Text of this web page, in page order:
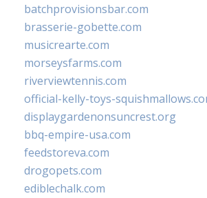
batchprovisionsbar.com
brasserie-gobette.com
musicrearte.com
morseysfarms.com
riverviewtennis.com
official-kelly-toys-
displaygardenonsuncrest.org
bbq-empire-usa.com
feedstoreva.com
drogopets.com
ediblechalk.com